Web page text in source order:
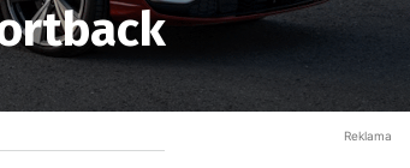
Reklama